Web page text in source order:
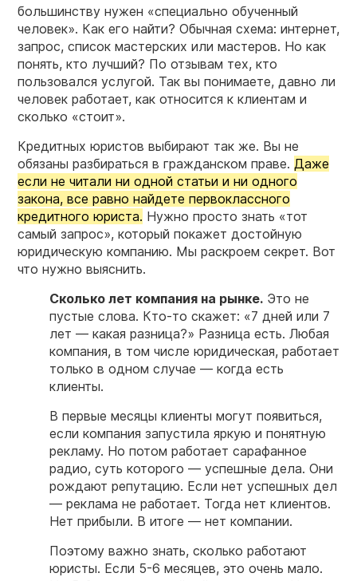
большинству нужен «специально обученный
человек». Как его найти? Обычная схема: интернет,
запрос, список мастерских или мастеров. Но как
понять, кто лучший? По отзывам тех, кто
пользовался услугой. Так вы понимаете, давно ли
человек работает, как относится к клиентам и
сколько «стоит».
Кредитных юристов выбирают так же. Вы не
обязаны разбираться в гражданском праве. Даже
если не читали ни одной статьи и ни одного
закона, все равно найдете первоклассного
кредитного юриста. Нужно просто знать «тот
самый запрос», который покажет достойную
юридическую компанию. Мы раскроем секрет. Вот
что нужно выяснить.
Сколько лет компания на рынке. Это не
пустые слова. Кто-то скажет: «7 дней или 7
лет — какая разница?» Разница есть. Любая
компания, в том числе юридическая, работает
только в одном случае — когда есть
клиенты.
В первые месяцы клиенты могут появиться,
если компания запустила яркую и понятную
рекламу. Но потом работает сарафанное
радио, суть которого — успешные дела. Они
рождают репутацию. Если нет успешных дел
— реклама не работает. Тогда нет клиентов.
Нет прибыли. В итоге — нет компании.
Поэтому важно знать, сколько работают
юристы. Если 5-6 месяцев, это очень мало.